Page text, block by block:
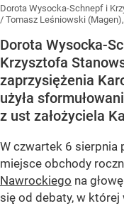
Dorota Wysocka-Schnepf i
/ Tomasz Leśniowski
Dorota Wysocka-
Krzysztofa
zaprzysiężenia
użyła
z ust założyciela
W czwartek 6 sierpnia
miejsce obchody
Nawrockiego na
się od debaty, w której